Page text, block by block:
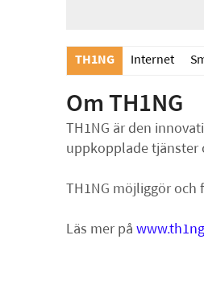
TH1NG Internet
Om TH1NG
TH1NG är den
uppkopplade
TH1NG möjliggör
Läs mer på